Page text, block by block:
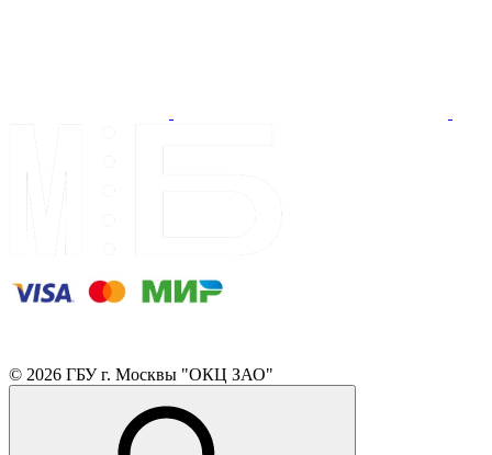
© 2026 ГБУ г. Москвы "ОКЦ ЗАО"